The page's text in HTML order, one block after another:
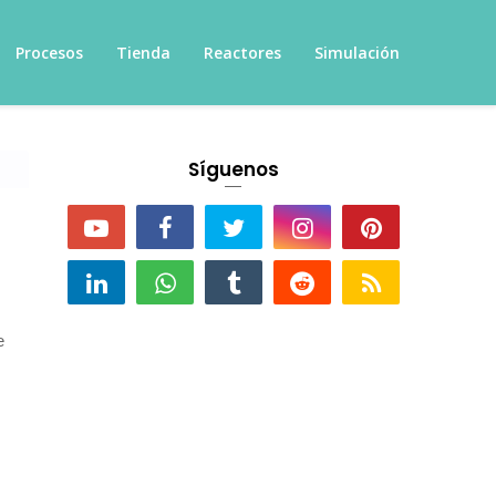
Procesos Tienda Reactores Simulación
Síguenos